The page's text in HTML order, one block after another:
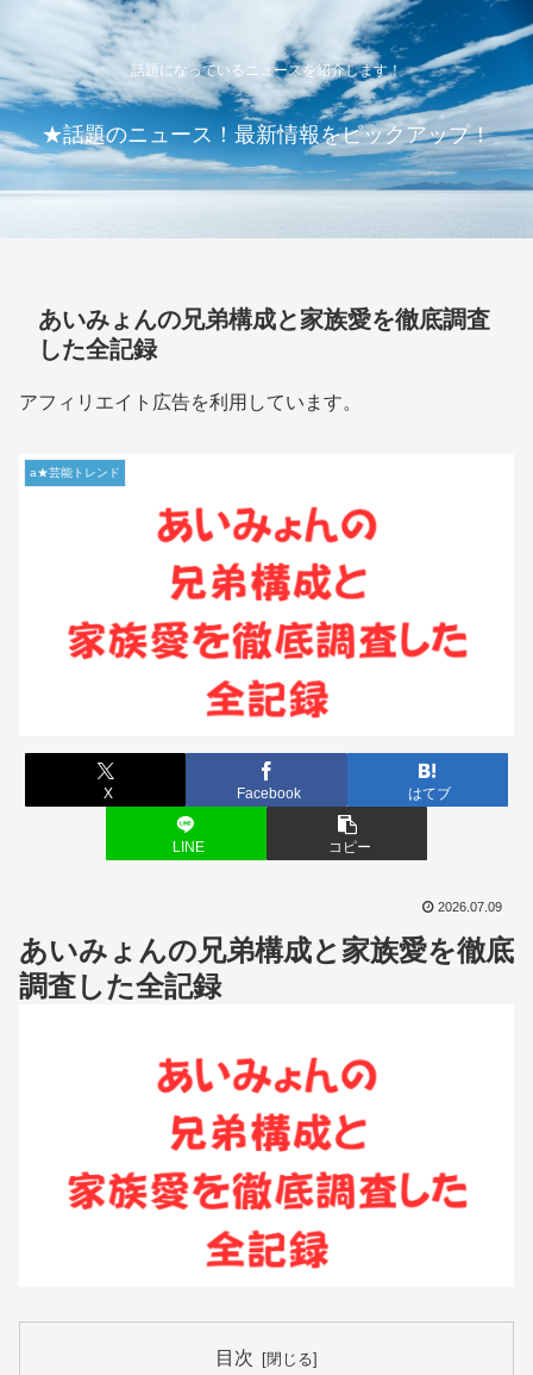
話題になっているニュースを紹介します！
★話題のニュース！最新情報をピックアップ！
あいみょんの兄弟構成と家族愛を徹底調査
した全記録
アフィリエイト広告を利用しています。
a★芸能トレンド
X Facebook はてブ
LINE コピー
2026.07.09
あいみょんの兄弟構成と家族愛を徹底
調査した全記録
目次